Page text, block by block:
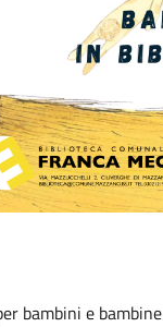
bambini e bambine